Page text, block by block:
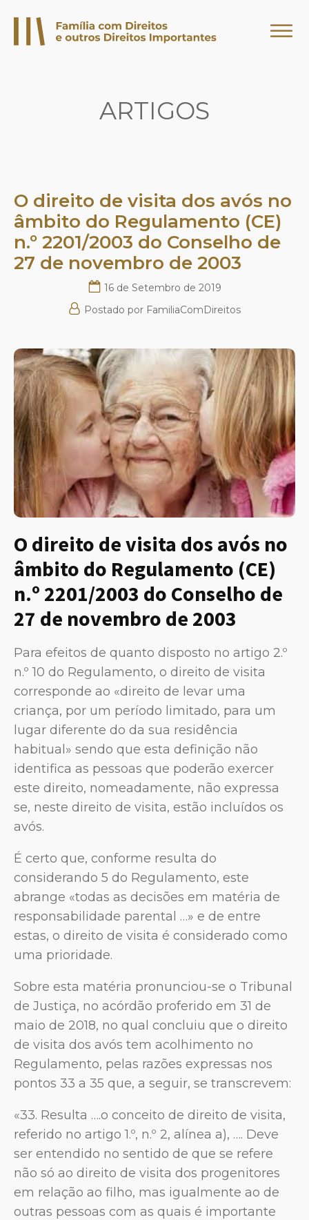
ARTIGOS
O direito de visita dos avós no
âmbito do Regulamento (CE)
n.º 2201/2003 do Conselho de
27 de novembro de 2003
16 de Setembro de 2019
Postado por FamiliaComDireitos
O direito de visita dos avós no
âmbito do Regulamento (CE)
n.º 2201/2003 do Conselho de
27 de novembro de 2003
Para efeitos de quanto disposto no artigo 2.º
n.º 10 do Regulamento, o direito de visita
corresponde ao «direito de levar uma
criança, por um período limitado, para um
lugar diferente do da sua residência
habitual» sendo que esta definição não
identifica as pessoas que poderão exercer
este direito, nomeadamente, não expressa
se, neste direito de visita, estão incluídos os
avós.
É certo que, conforme resulta do
considerando 5 do Regulamento, este
abrange «todas as decisões em matéria de
responsabilidade parental …» e de entre
estas, o direito de visita é considerado como
uma prioridade.
Sobre esta matéria pronunciou-se o Tribunal
de Justiça, no acórdão proferido em 31 de
maio de 2018, no qual concluiu que o direito
de visita dos avós tem acolhimento no
Regulamento, pelas razões expressas nos
pontos 33 a 35 que, a seguir, se transcrevem:
«33. Resulta ….o conceito de direito de visita,
referido no artigo 1.º, n.º 2, alínea a), …. Deve
ser entendido no sentido de que se refere
não só ao direito de visita dos progenitores
em relação ao filho, mas igualmente ao de
outras pessoas com as quais é importante